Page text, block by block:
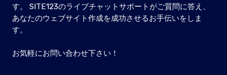
す。 SITE123のライブチャットサポートがご質問に答え、
あなたのウェブサイト作成を成功させるお手伝いをしま
す。
お気軽にお問い合わせ下さい！